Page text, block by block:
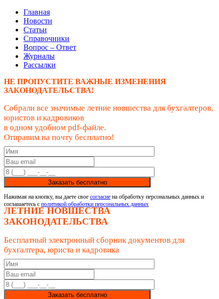
Главная
Новости
Статьи
Справочники
Вопрос – Ответ
Журналы
Рассылки
НЕ ПРОПУСТИТЕ ВАЖНЫЕ ИЗМЕНЕНИЯ
ЗАКОНОДАТЕЛЬСТВА!
Собрали все значимые летние новшества для бухгалтеров,
юристов и кадровиков
в одном удобном pdf-файле.
Отправим на почту бесплатно!
Заказать бесплатно
Нажимая на кнопку, вы даете свое согласие на обработку персональных данных и
соглашаетесь с политикой обработки персональных данных
ЛЕТНИЕ НОВШЕСТВА
ЗАКОНОДАТЕЛЬСТВА
Бесплатный электронный сборник документов для
бухгалтера, юриста и кадровика
Заказать бесплатно